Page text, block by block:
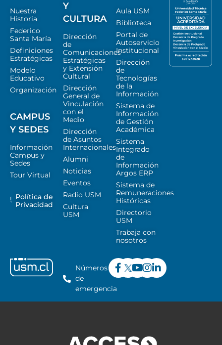
Nuestra
Historia
Federico
Santa María
Definiciones
Estratégicas
Modelo
Educativo
Organización
CAMPUS
Y SEDES
Información
Campus y
Sedes
Tour Virtual
Política de
Privacidad
Y
CULTURA
Dirección
de
Comunicaciones
Estratégicas
y Extensión
Cultural
Dirección
General de
Vinculación
con el
Medio
Dirección
de Asuntos
Internacionales
Alumni
Noticias
Eventos
Radio USM
Cultura
USM
Aula USM
Biblioteca
Portal de
Autoservicio
Institucional
Dirección
de
Tecnologías
de la
Información
Sistema de
Información
de Gestión
Académica
Sistema
Integrado
de
Información
Argos ERP
Sistema de
Remuneraciones
Históricas
Directorio
USM
Trabaja con
nosotros
Números
de
emergencia